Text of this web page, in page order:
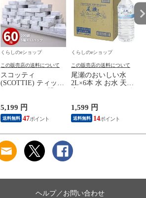
くらしのeショップ
この販売店の送料について
スコッティ
(SCOTTIE) ティッシ
ティシュペーパー ま
とめ買い ケース販売
ボックスティッシュ
シア 【送料無料】
5,199 円
送料無料 47
くらしのeショップ
この販売店の送料について
尾瀬のおいしい水
2L×6本 水 お水 天然
トル 2L 名水百選 尾
瀬 国産 箱 ケース ま
とめ買い ニチネン
1,599 円
送料無料 14
ヘルプ／お問い合わせ